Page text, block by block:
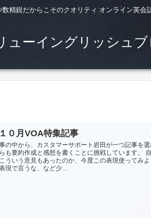
精鋭だからこそのクオリティ オンライン英
ューイングリッシュ
０月VOA特集記事
の中から、カスタマーサポート岩田が一つ記事を
も要約作成と感想を書くことに挑戦しています。
ういう意見もあったのか、今度この表現使ってみよ
現で言うな、など少...